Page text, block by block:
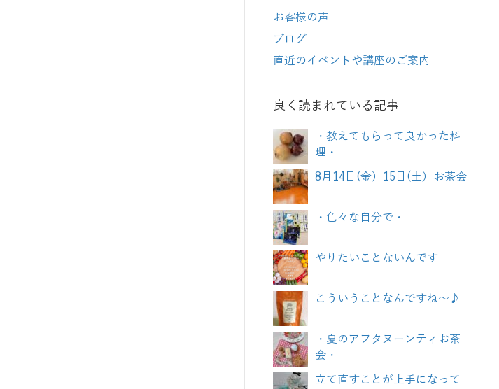
お客様の声
ブログ
直近のイベントや講座のご案内
良く読まれている記事
・教えてもらって良かった料
理・
8月14日(金）15日(土）お茶会
・色々な自分で・
やりたいことないんです
こういうことなんですね～♪
・夏のアフタヌーンティお茶
会・
立て直すことが上手になって